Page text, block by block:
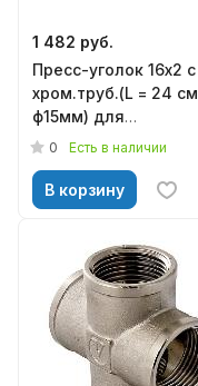
1 482 руб.
Пресс-уголок 16х2 с
хром.труб.(L = 24 см,
ф15мм) для
подключения к
покрыт.)
0 Есть в наличии
В корзину